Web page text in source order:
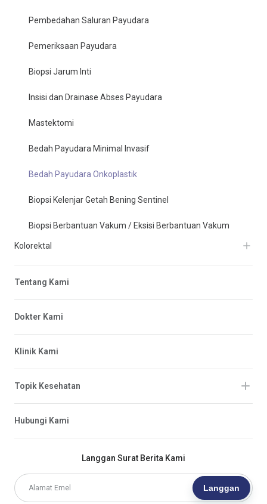
Langgan Surat Berita Kami
Langgan
Pembedahan Saluran Payudara
Pemeriksaan Payudara
Biopsi Jarum Inti
Insisi dan Drainase Abses Payudara
Mastektomi
Bedah Payudara Minimal Invasif
Bedah Payudara Onkoplastik
Biopsi Kelenjar Getah Bening Sentinel
Biopsi Berbantuan Vakum / Eksisi Berbantuan Vakum
Kolorektal
Tentang Kami
Dokter Kami
Klinik Kami
Topik Kesehatan
Hubungi Kami